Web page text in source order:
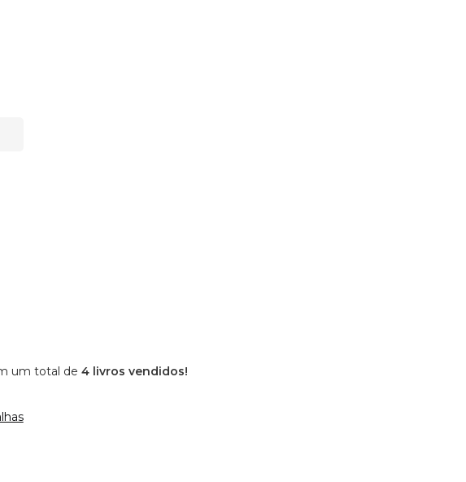
um total de 4 livros vendidos!